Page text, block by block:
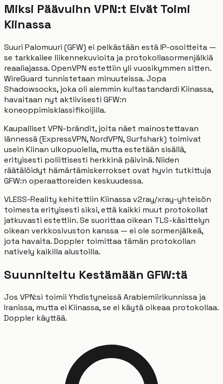
Miksi Päävuihn VPN:t Eivät Toimi
Kiinassa
Suuri Palomuuri (GFW) ei pelkästään estä IP-osoitteita —
se tarkkailee liikennekuvioita ja protokollasormenjälkiä
reaaliajassa. OpenVPN estettiin yli vuosikymmen sitten.
WireGuard tunnistetaan minuuteissa. Jopa
Shadowsocks, joka oli aiemmin kultastandardi Kiinassa,
havaitaan nyt aktiivisesti GFW:n
koneoppimisklassifikoijilla.
Kaupalliset VPN-brändit, joita näet mainostettavan
lännessä (ExpressVPN, NordVPN, Surfshark) toimivat
usein Kiinan ulkopuolella, mutta estetään sisällä,
erityisesti poliittisesti herkkinä päivinä. Niiden
räätälöidyt hämärtämiskerrokset ovat hyvin tutkittuja
GFW:n operaattoreiden keskuudessa.
VLESS-Reality kehitettiin Kiinassa v2ray/xray-yhteisön
toimesta erityisesti siksi, että kaikki muut protokollat
jatkuvasti estettiin. Se suorittaa oikean TLS-käsittelyn
oikean verkkosivuston kanssa — ei ole sormenjälkeä,
jota havaita. Doppler toimittaa tämän protokollan
natively kaikilla alustoilla.
Suunniteltu Kestämään GFW:tä
Jos VPN:si toimii Yhdistyneissä Arabiemiirikunnissa ja
Iranissa, mutta ei Kiinassa, se ei käytä oikeaa protokollaa.
Doppler käyttää.